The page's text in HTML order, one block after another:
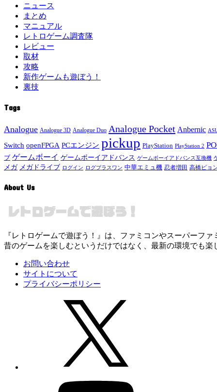
ニュース
まとめ
マニュアル
レトロゲーム調査隊
レビュー
取材
攻略
新作ゲームも遊ぼう！
裏技
Tags
Analogue Analogue 3D Analogue Duo Analogue Pocket Anbernic
Switch openFPGA PCエンジン pickup PlayStation PlayStation 2
ブ ゲームボーイ ゲームボーイアドバンス ゲームボーイアドバンス互換機
メガ メガドライブ ログイン ログプラスワン 中華エミュ機 忍者増田 高橋ピョ
About Us
『レトロゲームで遊ぼう！』は、ファミコンやスーパーフ
昔のゲームを楽しむというだけではなく、最新の環境でも
お問い合わせ
サイトについて
プライバシーポリシー